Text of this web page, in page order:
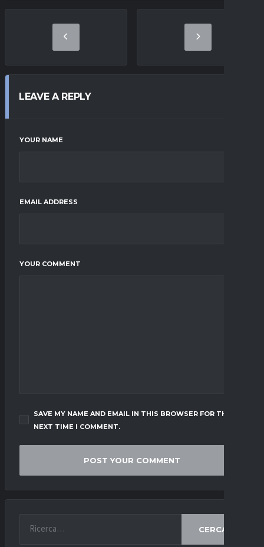
LEAVE A REPLY
YOUR NAME
EMAIL ADDRESS
YOUR COMMENT
SAVE MY NAME AND EMAIL IN THIS BROWSER FOR THE
NEXT TIME I COMMENT.
CERCA